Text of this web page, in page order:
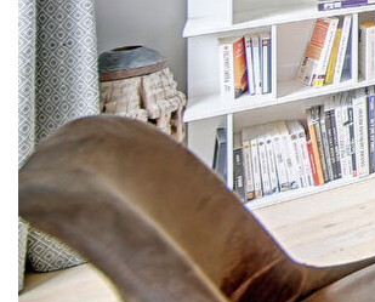
qualite : parquet massif, doubles vitrages,
conçu par un architecte, tres lumineux,
Deux caves dont une grande cave saine.
Place de parking en location a proximité
Copropriete de lots
Charges 220 Euros / Mois
Prix incluant 3.04 % d'honoraires charge
( 922 000 Euros honoraires exclus )
** €950 000 honoraires inclus | €922 000 hors
TTC à la charge de l'acquéreur